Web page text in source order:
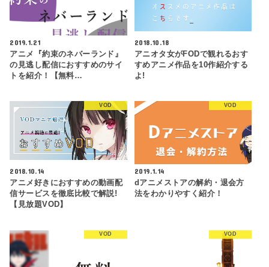
2019.1.21
アニメ『約束のネバーランド』
の見逃し配信におすすめのサイ
トを紹介！【無料…
2018.10.18
アニオタ女がFODで観れるおす
すめアニメ作品を10作紹介する
よ!
VOD
2018.10.14
アニメ好きにおすすめの動画配
信サービスを徹底比較で解説!
【見放題VOD】
VOD
2019.1.14
dアニメストアの解約・退会方
法をわかりやすく紹介！
VOD VOD